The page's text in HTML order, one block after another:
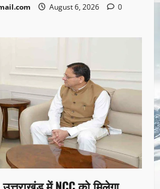
August 6, 2026
0